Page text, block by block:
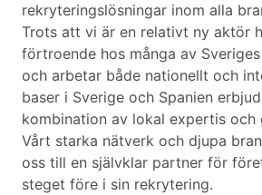
rekryteringslösningar inom alla
Trots att vi är en relativt ny aktör
förtroende hos många av
och arbetar både nationellt och
baser i Sverige och Spanien
kombination av lokal expertis och
Vårt starka nätverk och djupa
oss till en självklar partner för
steget före i sin rekrytering.